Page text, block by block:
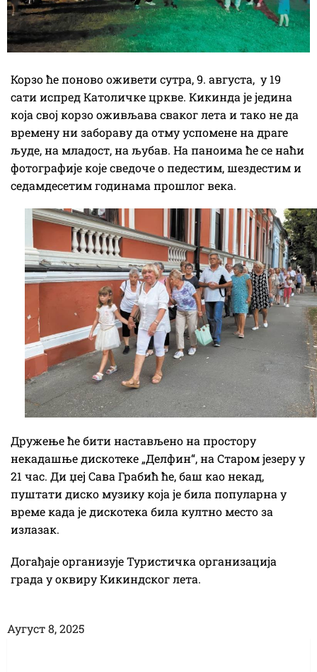
Корзо ће поново оживети сутра, 9. августа, у 19
сати испред Католичке цркве. Кикинда је једина
која свој корзо оживљава сваког лета и тако не да
времену ни забораву да отму успомене на драге
људе, на младост, на љубав. На паноима ће се наћи
фотографије које сведоче о педестим, шездестим и
седамдесетим годинама прошлог века.
Дружење ће бити настављено на простору
некадашње дискотеке „Делфин“, на Старом језеру у
21 час. Ди џеј Сава Грабић ће, баш као некад,
пуштати диско музику која је била популарна у
време када је дискотека била култно место за
излазак.
Догађаје организује Туристичка организација
града у оквиру Кикиндског лета.
Аугуст 8, 2025